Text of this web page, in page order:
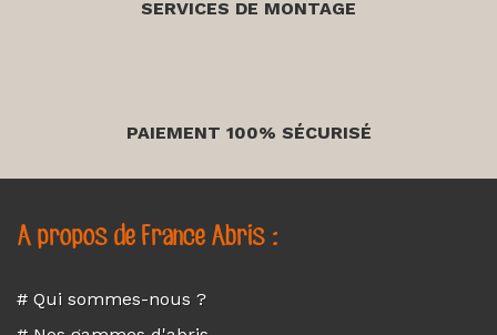
SERVICES DE MONTAGE
PAIEMENT 100% SÉCURISÉ
A propos de France Abris :
# Qui sommes-nous ?